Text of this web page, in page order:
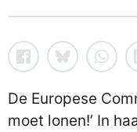
De Europese
moet lonen!’ In